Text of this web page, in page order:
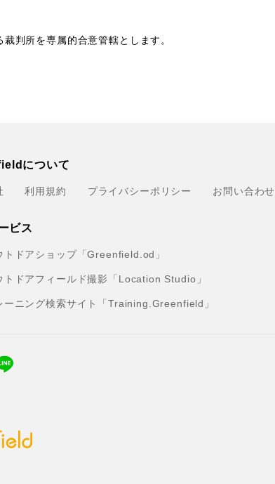
判所を専属的合意管轄とします。
について
利用規約 プライバシーポリシー お問い合わせ
ビス
トドアショップ「Greenfield.od」
トドアフィールド撮影「Location Studio」
ーニング検索サイト「Training.Greenfield」